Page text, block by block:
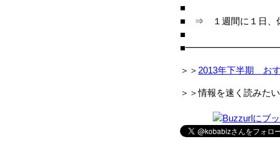
■
■ ⇒ １週間に１日、休
■
＞＞ 2013年下半期 お
＞＞情報を速く読みたい